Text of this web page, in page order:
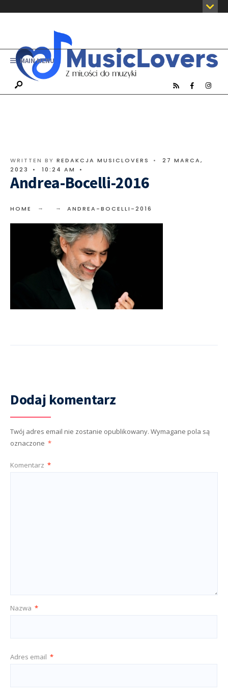
MAIN MENU
WRITTEN BY REDAKCJA MUSICLOVERS •
27 MARCA,
2023
• 10:24 AM •
Andrea-Bocelli-2016
HOME ANDREA-BOCELLI-2016
Dodaj komentarz
Twój adres email nie zostanie opublikowany. Wymagane pola są
oznaczone *
Komentarz *
Nazwa *
Adres email *